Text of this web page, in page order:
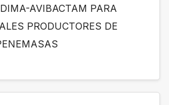
AVIBACTAM PARA
PRODUCTORES DE